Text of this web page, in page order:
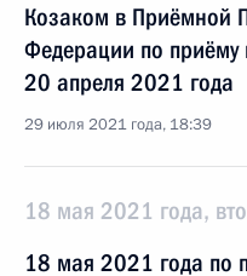
Козаком в Приёмной
Федерации по приёму
20 апреля 2021 года
29 июля 2021 года, 18:39
18 мая 2021 года,
18 мая 2021 года по